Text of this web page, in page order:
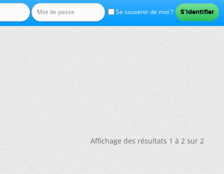
Se souvenir de moi ?
Affichage des résultats 1 à 2 sur 2